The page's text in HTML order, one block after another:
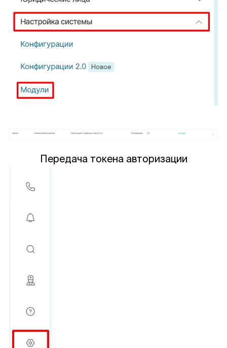
Передача токена авторизации